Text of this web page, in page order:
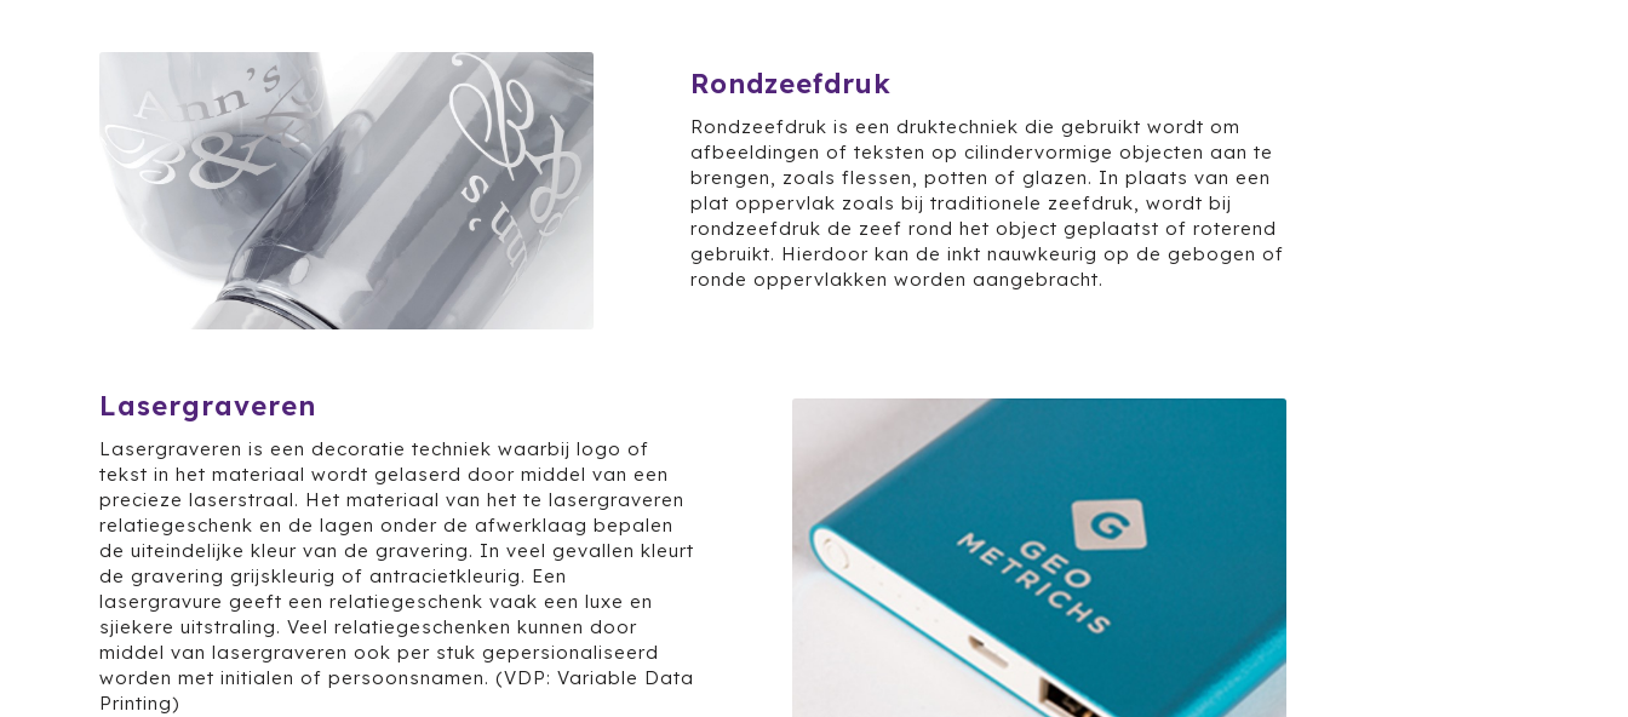
Rondzeefdruk
Rondzeefdruk is een druktechniek die gebruikt wordt om
afbeeldingen of teksten op cilindervormige objecten aan te
brengen, zoals flessen, potten of glazen. In plaats van een
plat oppervlak zoals bij traditionele zeefdruk, wordt bij
rondzeefdruk de zeef rond het object geplaatst of roterend
gebruikt. Hierdoor kan de inkt nauwkeurig op de gebogen of
ronde oppervlakken worden aangebracht.
Lasergraveren
Lasergraveren is een decoratie techniek waarbij logo of
tekst in het materiaal wordt gelaserd door middel van een
precieze laserstraal. Het materiaal van het te lasergraveren
relatiegeschenk en de lagen onder de afwerklaag bepalen
de uiteindelijke kleur van de gravering. In veel gevallen kleurt
de gravering grijskleurig of antracietkleurig. Een
lasergravure geeft een relatiegeschenk vaak een luxe en
sjiekere uitstraling. Veel relatiegeschenken kunnen door
middel van lasergraveren ook per stuk gepersionaliseerd
worden met initialen of persoonsnamen. (VDP: Variable Data
Printing)